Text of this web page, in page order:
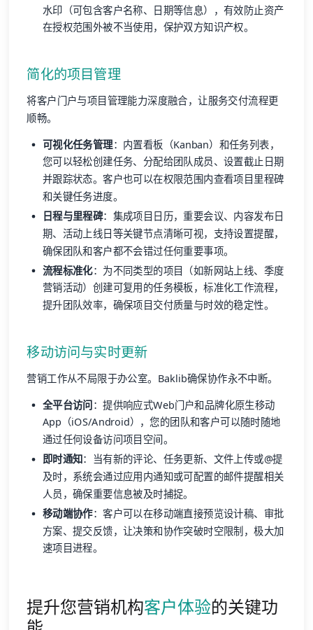
水印（可包含客户名称、日期等信息），有效防止资产
在授权范围外被不当使用，保护双方知识产权。
简化的项目管理
将客户门户与项目管理能力深度融合，让服务交付流程更
顺畅。
可视化任务管理：内置看板（Kanban）和任务列表，
您可以轻松创建任务、分配给团队成员、设置截止日期
并跟踪状态。客户也可以在权限范围内查看项目里程碑
和关键任务进度。
日程与里程碑：集成项目日历，重要会议、内容发布日
期、活动上线日等关键节点清晰可视，支持设置提醒，
确保团队和客户都不会错过任何重要事项。
流程标准化：为不同类型的项目（如新网站上线、季度
营销活动）创建可复用的任务模板，标准化工作流程，
提升团队效率，确保项目交付质量与时效的稳定性。
移动访问与实时更新
营销工作从不局限于办公室。Baklib确保协作永不中断。
全平台访问：提供响应式Web门户和品牌化原生移动
App（iOS/Android），您的团队和客户可以随时随地
通过任何设备访问项目空间。
即时通知：当有新的评论、任务更新、文件上传或@提
及时，系统会通过应用内通知或可配置的邮件提醒相关
人员，确保重要信息被及时捕捉。
移动端协作：客户可以在移动端直接预览设计稿、审批
方案、提交反馈，让决策和协作突破时空限制，极大加
速项目进程。
提升您营销机构客户体验的关键功